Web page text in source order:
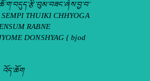
SEMPI THUIKI CHHYOGA
RABNE
DONSHYAG { bjod
འོད་ཆོག